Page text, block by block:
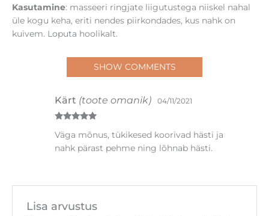
Kasutamine: masseeri ringjate liigutustega niiskel nahal
üle kogu keha, eriti nendes piirkondades, kus nahk on
kuivem. Loputa hoolikalt.
SHOW COMMENTS
5/ 5
Kärt (toote omanik) 04/11/2021
Väga mõnus, tükikesed koorivad hästi ja
nahk pärast pehme ning lõhnab hästi.
Lisa arvustus